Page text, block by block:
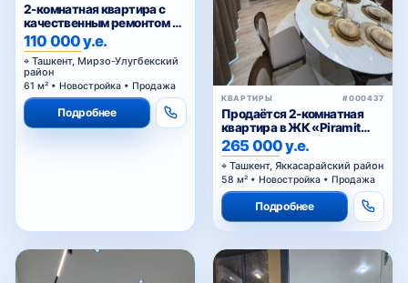
2-комнатная квартира с
качественным ремонтом в
ЖК Parkent Avenue — 61,02
м²
110 000 у.е.
Ташкент, Мирзо-Улугбекский
район
61 м² • Новостройка • Продажа
Подробнее
КВАРТИРЫ #000437
Продаётся 2-комнатная
квартира в ЖК «Piramit
Tower»
265 000 у.е.
Ташкент, Яккасарайский район
58 м² • Новостройка • Продажа
Подробнее